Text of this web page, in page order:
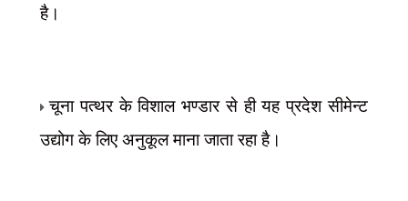
है।
चूना पत्थर के विशाल भण्डार से ही यह प्रदेश सीमेन्ट
उद्योग के लिए अनुकूल माना जाता रहा है।